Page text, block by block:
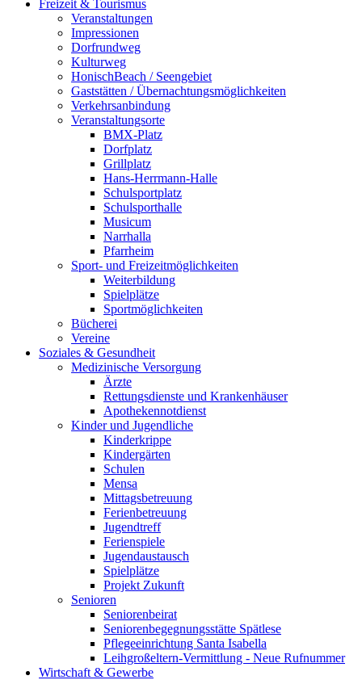
Freizeit & Tourismus
Veranstaltungen
Impressionen
Dorfrundweg
Kulturweg
HonischBeach / Seengebiet
Gaststätten / Übernachtungsmöglichkeiten
Verkehrsanbindung
Veranstaltungsorte
BMX-Platz
Dorfplatz
Grillplatz
Hans-Herrmann-Halle
Schulsportplatz
Schulsporthalle
Musicum
Narrhalla
Pfarrheim
Sport- und Freizeitmöglichkeiten
Weiterbildung
Spielplätze
Sportmöglichkeiten
Bücherei
Vereine
Soziales & Gesundheit
Medizinische Versorgung
Ärzte
Rettungsdienste und Krankenhäuser
Apothekennotdienst
Kinder und Jugendliche
Kinderkrippe
Kindergärten
Schulen
Mensa
Mittagsbetreuung
Ferienbetreuung
Jugendtreff
Ferienspiele
Jugendaustausch
Spielplätze
Projekt Zukunft
Senioren
Seniorenbeirat
Seniorenbegegnungsstätte Spätlese
Pflegeeinrichtung Santa Isabella
Leihgroßeltern-Vermittlung - Neue Rufnummer
Wirtschaft & Gewerbe